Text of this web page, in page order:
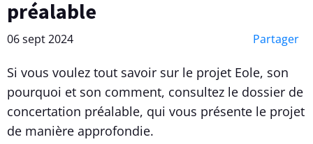
préalable
06 sept 2024 Partager
Si vous voulez tout savoir sur le projet Eole, son
pourquoi et son comment, consultez le dossier de
concertation préalable, qui vous présente le projet
de manière approfondie.